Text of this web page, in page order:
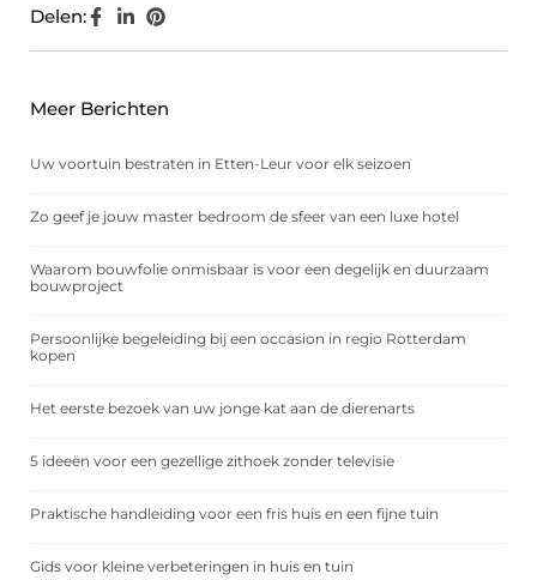
Delen:
Meer Berichten
Uw voortuin bestraten in Etten-Leur voor elk seizoen
Zo geef je jouw master bedroom de sfeer van een luxe hotel
Waarom bouwfolie onmisbaar is voor een degelijk en duurzaam
bouwproject
Persoonlijke begeleiding bij een occasion in regio Rotterdam
kopen
Het eerste bezoek van uw jonge kat aan de dierenarts
5 ideeën voor een gezellige zithoek zonder televisie
Praktische handleiding voor een fris huis en een fijne tuin
Gids voor kleine verbeteringen in huis en tuin